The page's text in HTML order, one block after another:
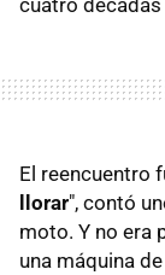
cuatro décadas
El reencuentro
llorar", contó
moto. Y no era
una máquina